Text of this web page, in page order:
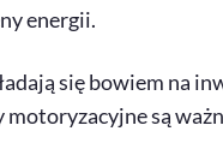
energii.
się bowiem na
motoryzacyjne są